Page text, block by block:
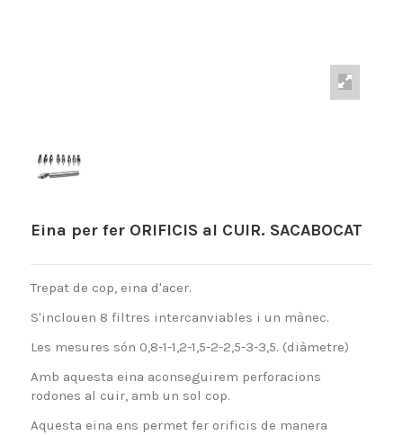
Eina per fer ORIFICIS al CUIR. SACABOCAT
Trepat de cop, eina d'acer.
S'inclouen 8 filtres intercanviables i un mànec.
Les mesures són 0,8-1-1,2-1,5-2-2,5-3-3,5. (diàmetre)
Amb aquesta eina aconseguirem perforacions
rodones al cuir, amb un sol cop.
Aquesta eina ens permet fer orificis de manera